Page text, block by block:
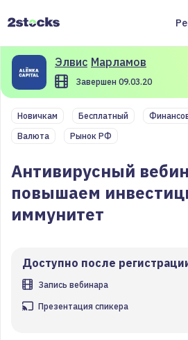
содержанию
Элвис Марламов
Завершен 09.03.20
Антивирусный
повышаем
иммунитет
Доступно после
Запись вебинара
Презентация спикера
Новичкам Бесплатный
Валюта
Рынок РФ